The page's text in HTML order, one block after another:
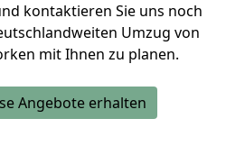
kontaktieren Sie uns noch
Umzug von
mit Ihnen zu planen.
Angebote erhalten